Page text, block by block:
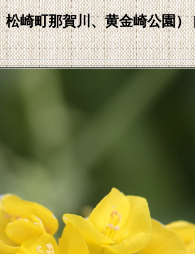
崎町那賀川、黄金崎公園）